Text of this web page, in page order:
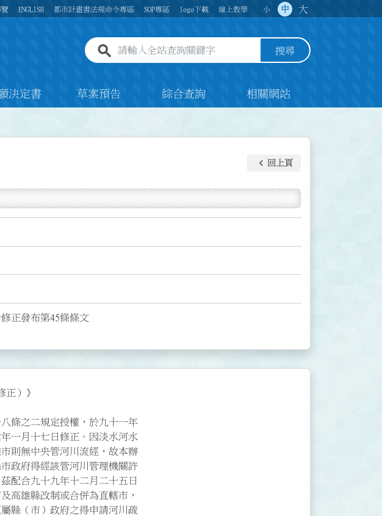
覽 ENGLISH 都市計畫書法規命令專區 SOP專區 logo下載 線上教學 小 中 大
全站查詢關鍵字欄位 搜尋
決定書 草案預告 綜合查詢 相關網站
keyboard_arrow_left 回上頁
正發布第45條條文
）》
條之二規定授權，於九十一年
一月十七日修正。因淡水河水
則無中央管河川流經，故本辦
政府得經該管河川管理機關許
配合九十九年十二月二十五日
高雄縣改制或合併為直轄市，
縣（市）政府之得申請河川疏